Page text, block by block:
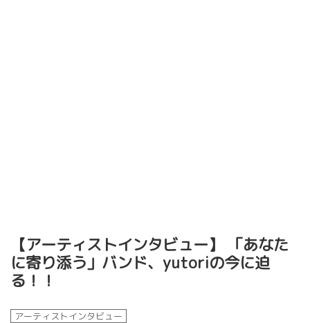
【アーティストインタビュー】 「あなた
に寄り添う」バンド、yutoriの今に迫
る！！
アーティストインタビュー